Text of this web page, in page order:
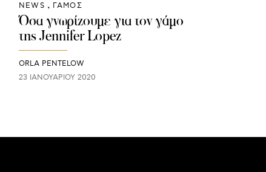
NEWS ΓΑΜΟΣ
Όσα γνωρίζουμε για τον γάμο
της Jennifer Lopez
ORLA PENTELOW
23 ΙΑΝΟΥΑΡΊΟΥ 2020